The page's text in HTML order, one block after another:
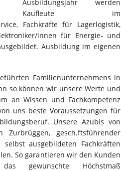
Ausbildungsjahr werden
Kaufleute im
Fachkräfte für Lagerlogistik,
innen für Energie- und
Ausbildung im eigenen
Familienunternehmens in
so können wir unsere Werte und
an Wissen und Fachkompetenz
uns beste Voraussetzungen für
Unsere Azubis von
gesch.ftsführender
ausgebildeten Fachkräften
So garantieren wir den Kunden
gewünschte Höchstmaß